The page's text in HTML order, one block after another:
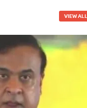
VIEW ALL